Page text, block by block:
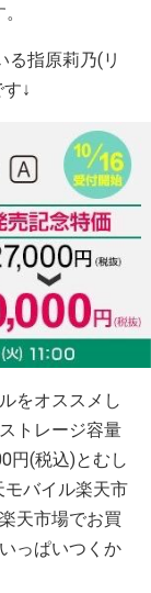
る指原莉乃(リ
↓
をオススメし
トレージ容量
円(税込)とむし
モバイル楽天市
天市場でお買
っぱいつくか